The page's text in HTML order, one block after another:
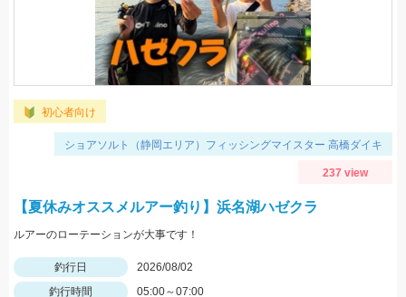
初心者向け
ショアソルト（静岡エリア）フィッシングマイスター 高橋ダイキ
237 view
【夏休みオススメルアー釣り】浜名湖ハゼクラ
ルアーのローテーションが大事です！
釣行日
2026/08/02
釣行時間
05:00～07:00